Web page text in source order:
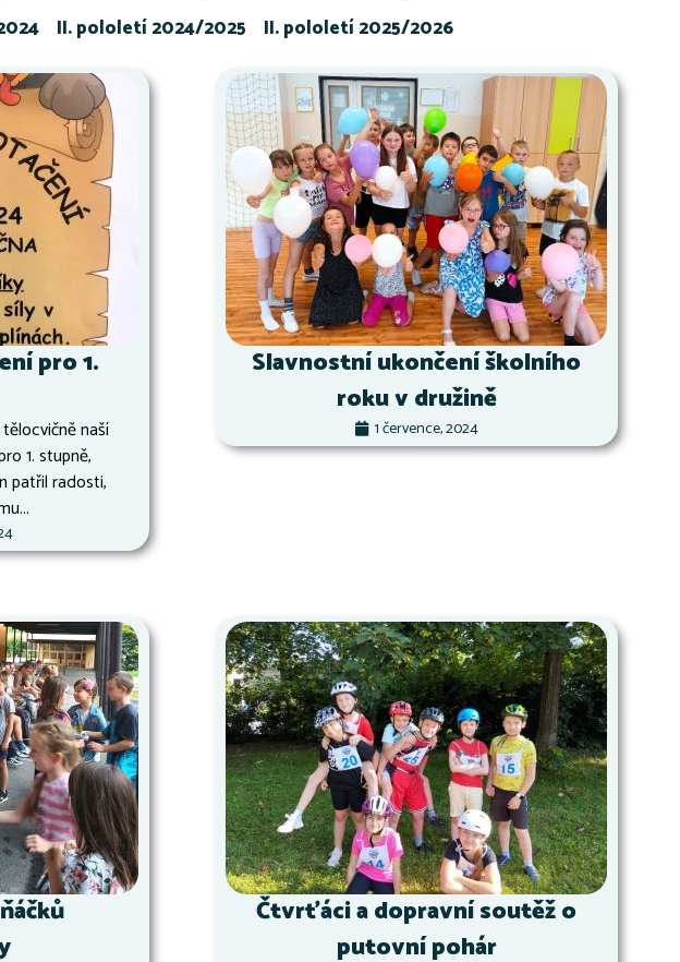
II. pololetí 2024/2025 II. pololetí 2025/2026
pro 1.
naší
1. stupně,
patřil radosti,
Slavnostní ukončení školního
roku v družině
1 července, 2024
Čtvrťáci a dopravní soutěž o
putovní pohár